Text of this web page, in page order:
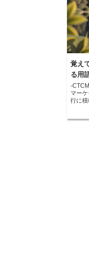
覚え
る用
-
マー
行に
トを
者に
て中